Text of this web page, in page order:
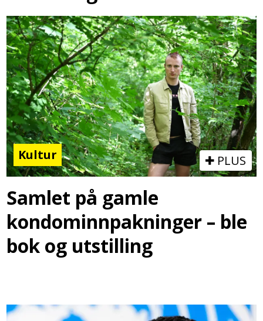
Kultur PLUS
Samlet på gamle
kondominnpakninger – ble
bok og utstilling